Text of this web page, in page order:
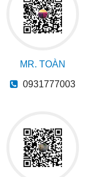
MR. TOÀN
0931777003